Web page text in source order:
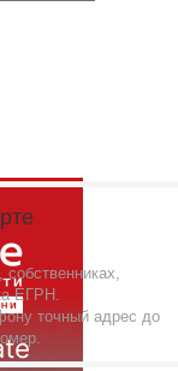
ЕГРН.
точный адрес до